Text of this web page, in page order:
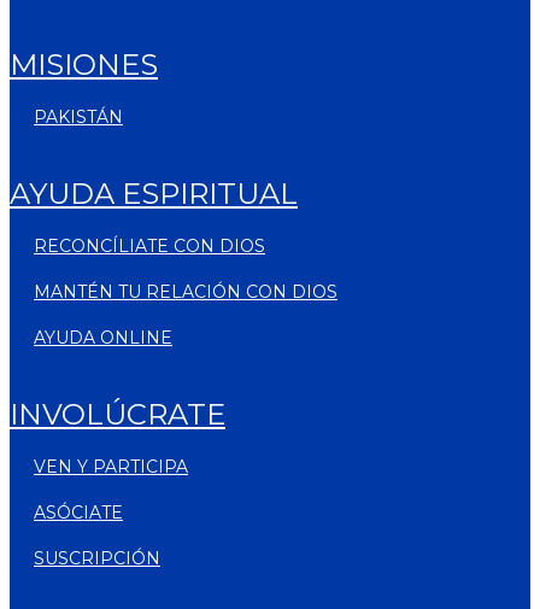
MISIONES
PAKISTÁN
AYUDA ESPIRITUAL
RECONCÍLIATE CON DIOS
MANTÉN TU RELACIÓN CON DIOS
AYUDA ONLINE
INVOLÚCRATE
VEN Y PARTICIPA
ASÓCIATE
SUSCRIPCIÓN